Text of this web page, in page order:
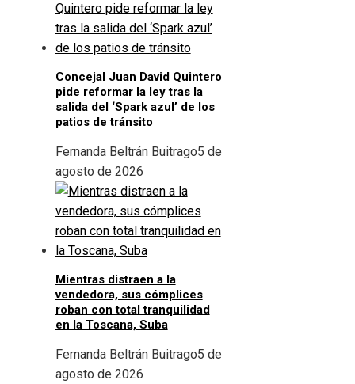
Concejal Juan David Quintero
pide reformar la ley tras la
salida del ‘Spark azul’ de los
patios de tránsito
Fernanda Beltrán Buitrago5 de
agosto de 2026
Mientras distraen a la
vendedora, sus cómplices
roban con total tranquilidad
en la Toscana, Suba
Fernanda Beltrán Buitrago5 de
agosto de 2026